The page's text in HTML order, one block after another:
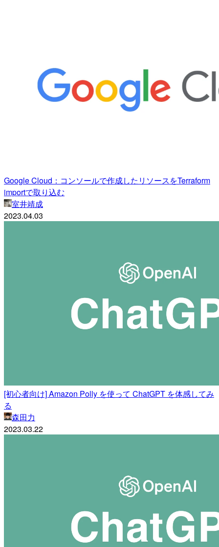
Google Cloud：コンソールで作成したリソースをTerraform
importで取り込む
室井靖成
2023.04.03
[初心者向け] Amazon Polly を使って ChatGPT を体感してみ
る
森田力
2023.03.22